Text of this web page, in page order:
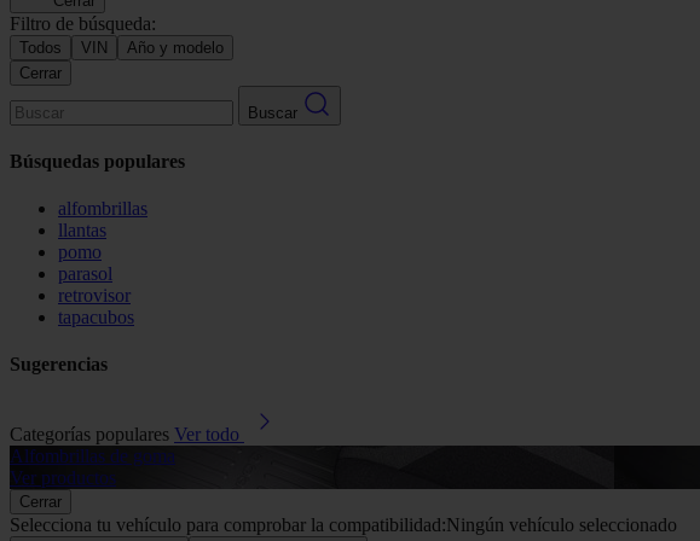
Filtro de búsqueda:
Todos VIN
Año y modelo
Cerrar
Buscar
Búsquedas populares
alfombrillas
llantas
pomo
parasol
retrovisor
tapacubos
Sugerencias
Categorías populares Ver todo
Alfombrillas de goma
Ver productos
Cerrar
Selecciona tu vehículo para comprobar la compatibilidad:Ningún vehículo seleccionado